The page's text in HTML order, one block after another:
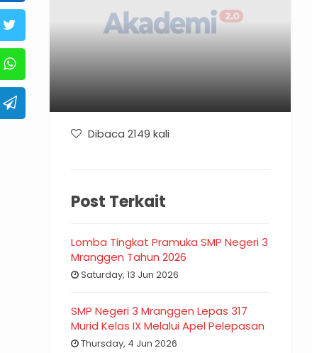
Dibaca 2149 kali
Post Terkait
Lomba Tingkat Pramuka SMP Negeri 3
Mranggen Tahun 2026
Saturday, 13 Jun 2026
SMP Negeri 3 Mranggen Lepas 317
Murid Kelas IX Melalui Apel Pelepasan
Thursday, 4 Jun 2026